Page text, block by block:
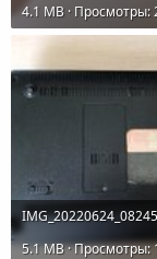
4.1 MB · Просмотры:
5.1 MB · Просмотры: